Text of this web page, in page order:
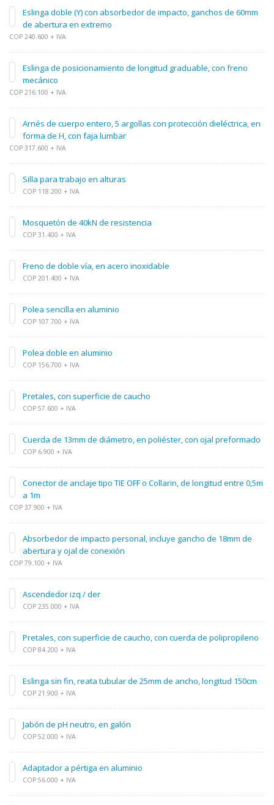
Eslinga doble (Y) con absorbedor de impacto, ganchos de 60mm
de abertura en extremo
COP 240.600 + IVA
Eslinga de posicionamiento de longitud graduable, con freno
mecánico
COP 216.100 + IVA
Arnés de cuerpo entero, 5 argollas con protección dieléctrica, en
forma de H, con faja lumbar
COP 317.600 + IVA
Silla para trabajo en alturas
COP 118.200 + IVA
Mosquetón de 40kN de resistencia
COP 31.400 + IVA
Freno de doble vía, en acero inoxidable
COP 201.400 + IVA
Polea sencilla en aluminio
COP 107.700 + IVA
Polea doble en aluminio
COP 156.700 + IVA
Pretales, con superficie de caucho
COP 57.600 + IVA
Cuerda de 13mm de diámetro, en poliéster, con ojal preformado
COP 6.900 + IVA
Conector de anclaje tipo TIE OFF o Collarin, de longitud entre 0,5m
a 1m
COP 37.900 + IVA
Absorbedor de impacto personal, incluye gancho de 18mm de
abertura y ojal de conexión
COP 79.100 + IVA
Ascendedor izq / der
COP 235.000 + IVA
Pretales, con superficie de caucho, con cuerda de polipropileno
COP 84.200 + IVA
Eslinga sin fin, reata tubular de 25mm de ancho, longitud 150cm
COP 21.900 + IVA
Jabón de pH neutro, en galón
COP 52.000 + IVA
Adaptador a pértiga en aluminio
COP 56.000 + IVA